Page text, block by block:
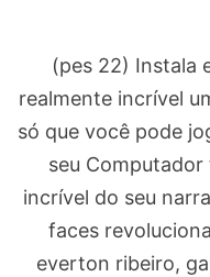
(pes 22) Instala
realmente incrível
só que você pode
seu
incrível do seu
faces
everton ribeiro,